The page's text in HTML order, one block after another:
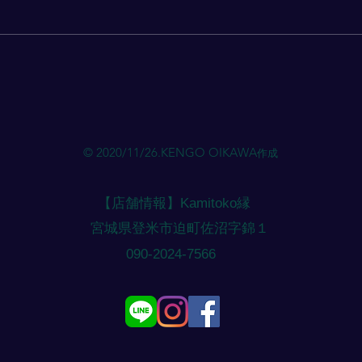
は前日までの予約になります）
応できない場合がありますが必ず
© 2020/11/26.KENGO OIKAWA作成
【店舗情報】Kamitoko縁
​宮城県登米市迫町佐沼字錦１
​090-2024-7566